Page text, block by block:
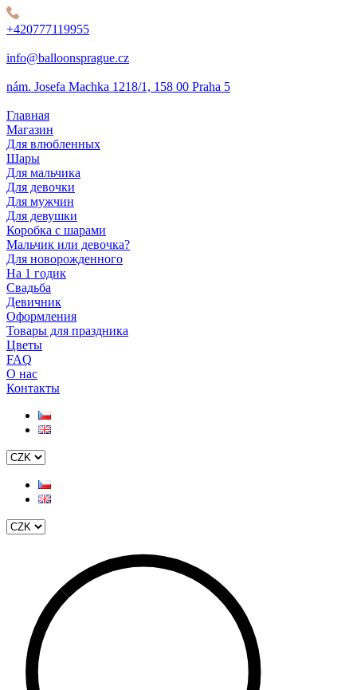
+420777119955
info@balloonsprague.cz
nám. Josefa Machka 1218/1, 158 00 Praha 5
Главная
Магазин
Для влюбленных
Шары
Для мальчика
Для девочки
Для мужчин
Для девушки
Коробка с шарами
Мальчик или девочка?
Для новорожденного
На 1 годик
Свадьба
Девичник
Оформления
Товары для праздника
Цветы
FAQ
О нас
Контакты